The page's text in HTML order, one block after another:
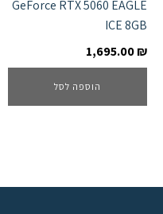
GeForce RTX 5060 EAGLE
ICE 8GB
1,695.00₪
הוספה לסל